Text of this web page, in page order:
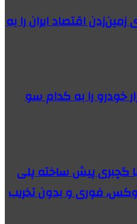
اقتصاد ایران را به
خودرو را به کدام سو
گچبری پیش ساخته پلی
فوری و بدون تخریب